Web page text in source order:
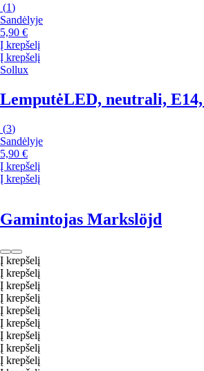
(1)
Sandėlyje
5,90 €
Į krepšelį
Į krepšelį
Sollux
LemputėLED, neutrali,
(3)
Sandėlyje
5,90 €
Į krepšelį
Į krepšelį
Gamintojas Markslöjd
Į krepšelį
Į krepšelį
Į krepšelį
Į krepšelį
Į krepšelį
Į krepšelį
Į krepšelį
Į krepšelį
Į krepšelį